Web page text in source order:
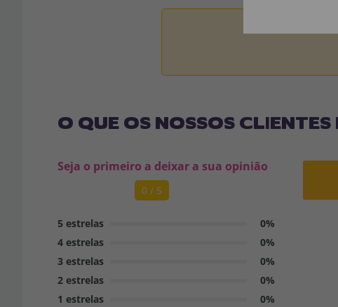
Todos os
O QUE OS NOSSOS CLIENTES
Seja o primeiro a deixar a sua opinião
0 / 5
5 estrelas
0%
4 estrelas
0%
3 estrelas
0%
2 estrelas
0%
1 estrelas
0%